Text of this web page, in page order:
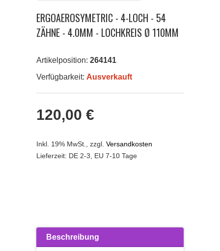
ERGOAEROSYMETRIC - 4-LOCH - 54
ZÄHNE - 4.0MM - LOCHKREIS Ø 110MM
Artikelposition: 264141
Verfügbarkeit: Ausverkauft
120,00 €
Inkl. 19% MwSt. zzgl. Versandkosten
Lieferzeit: DE 2-3, EU 7-10 Tage
Beschreibung